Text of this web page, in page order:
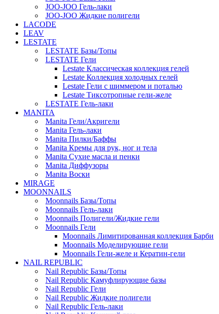
JOO-JOO Гель-лаки
JOO-JOO Жидкие полигели
LACODE
LEAV
LESTATE
LESTATE Базы/Топы
LESTATE Гели
Lestate Классическая коллекция гелей
Lestate Коллекция холодных гелей
Lestate Гели с шиммером и поталью
Lestate Тиксотропные гели-желе
LESTATE Гель-лаки
MANITA
Manita Гели/Акригели
Manita Гель-лаки
Manita Пилки/Баффы
Manita Кремы для рук, ног и тела
Manita Сухие масла и пенки
Manita Диффузоры
Manita Воски
MIRAGE
MOONNAILS
Moonnails Базы/Топы
Moonnails Гель-лаки
Moonnails Полигели/Жидкие гели
Moonnails Гели
Moonnails Лимитированная коллекция Барби
Moonnails Моделирующие гели
Moonnails Гели-желе и Кератин-гели
NAIL REPUBLIC
Nail Republic Базы/Топы
Nail Republic Камуфлирующие базы
Nail Republic Гели
Nail Republic Жидкие полигели
Nail Republic Гель-лаки